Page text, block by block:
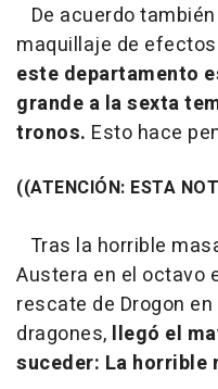
De acuerdo
maquillaje de
este departamento
grande a la sexta
tronos. Esto hace
((ATENCIÓN: ESTA
Tras la horrible
Austera en el octavo
rescate de Drogon
dragones, llegó el
suceder: La horrible